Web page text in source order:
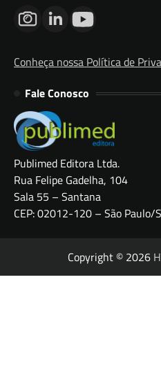
Conheça nossa Política de
Fale Conosco
Publimed Editora Ltda.
Rua Felipe Gadelha, 104
Sala 55 – Santana
CEP: 02012-120 – São Paulo/
Copyright © 2026